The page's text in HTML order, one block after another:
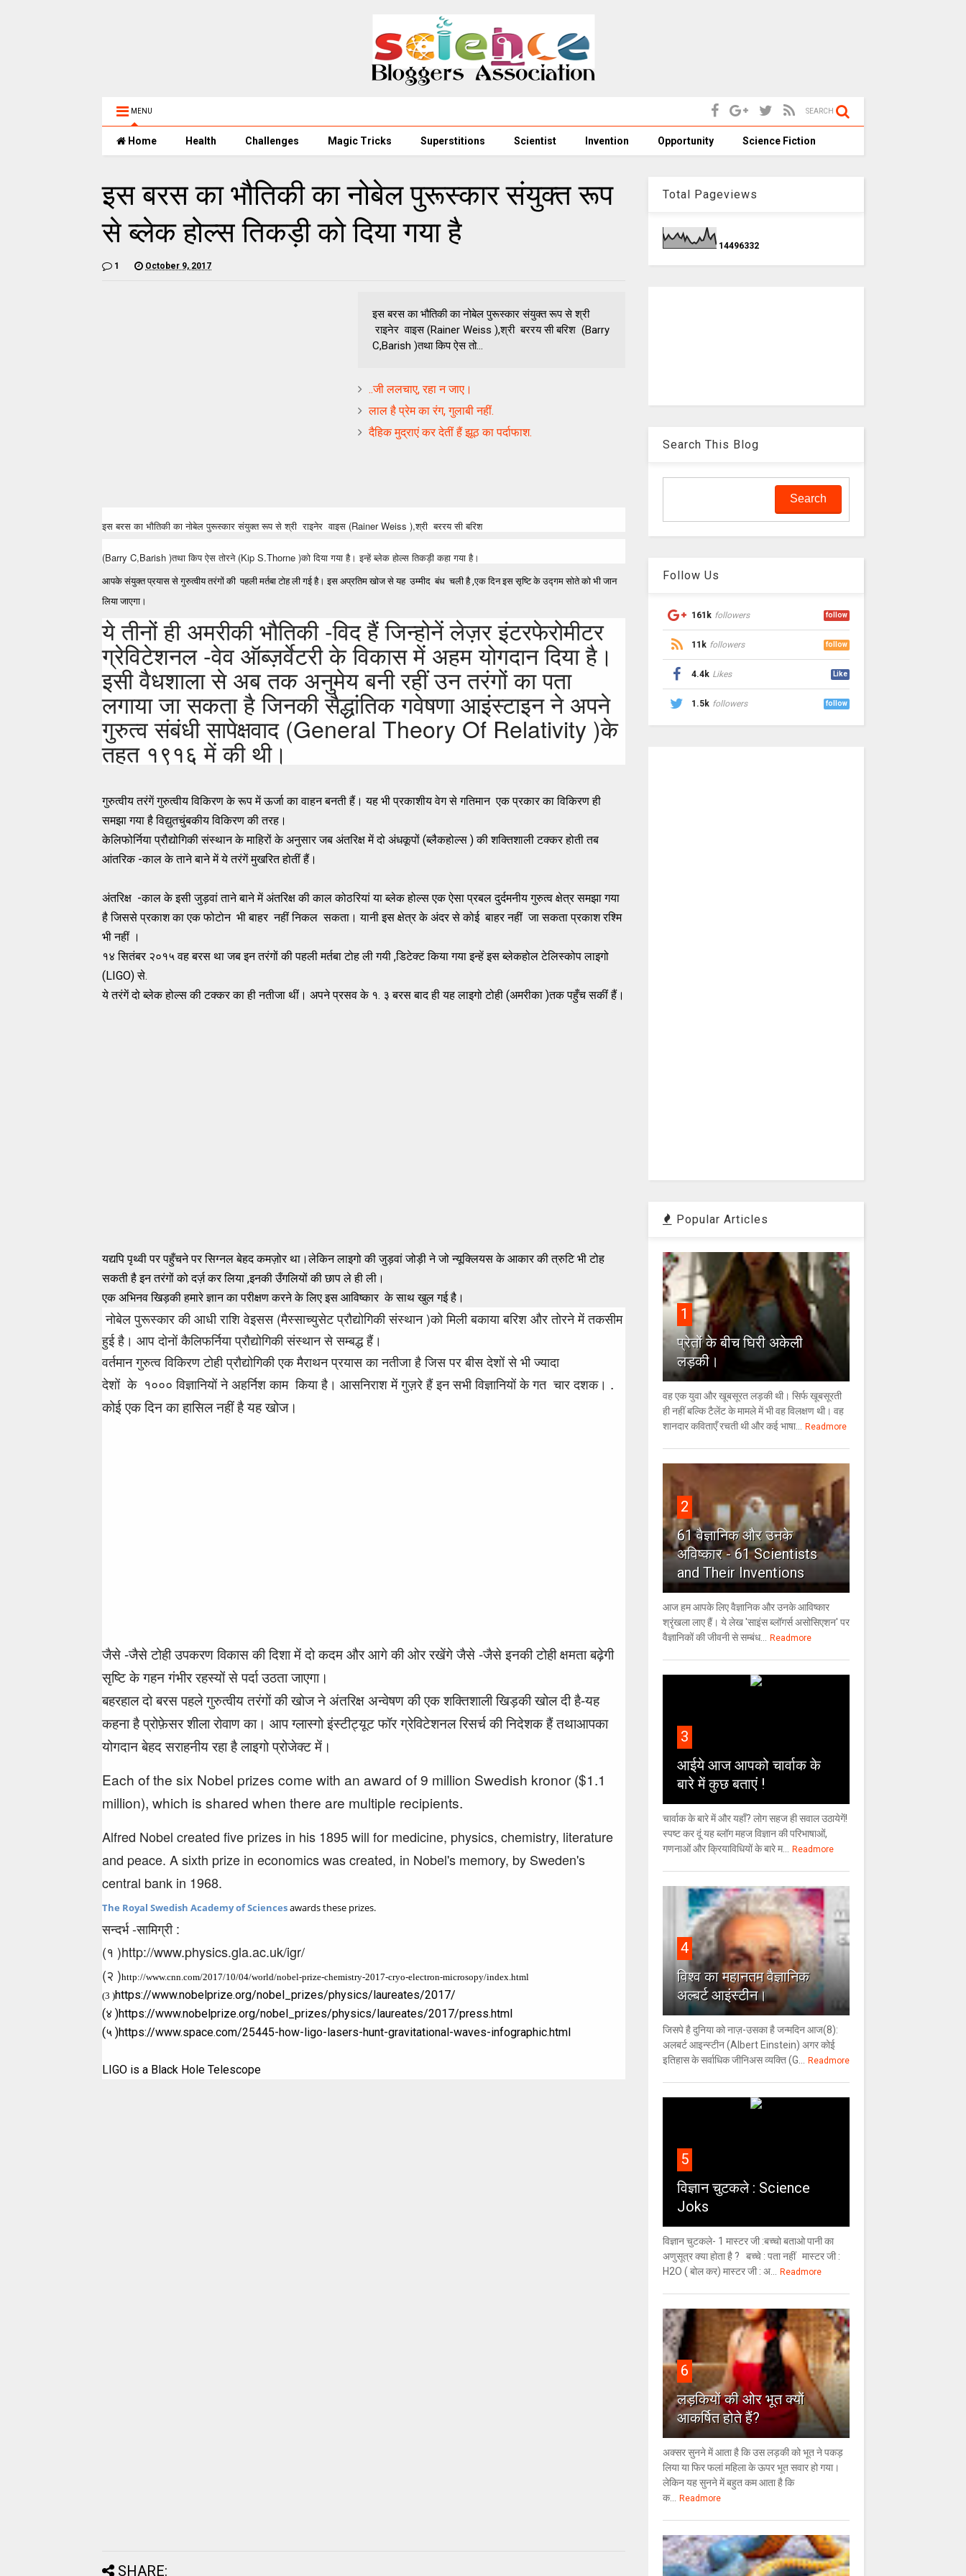
MENU SEARCH
Home Health Challenges Magic Tricks Superstitions Scientist Invention Opportunity Science Fiction
इस बरस का भौतिकी का नोबेल पुरूस्कार संयुक्त रूप
से ब्लेक होल्स तिकड़ी को दिया गया है
1 October 9, 2017
इस बरस का भौतिकी का नोबेल पुरूस्कार संयुक्त रूप से श्री
राइनेर वाइस (Rainer Weiss ),श्री बररय सी बरिश (Barry
C,Barish )तथा किप ऐस तो...
..जी ललचाए, रहा न जाए।
लाल है प्रेम का रंग, गुलाबी नहीं.
दैहिक मुद्राएं कर देतीं हैं झूठ का पर्दाफाश.
इस बरस का भौतिकी का नोबेल पुरूस्कार संयुक्त रूप से श्री राइनेर वाइस (Rainer Weiss ),श्री बररय सी बरिश
(Barry C,Barish )तथा किप ऐस तोरने (Kip S.Thorne )को दिया गया है। इन्हें ब्लेक होल्स तिकड़ी कहा गया है।
आपके संयुक्त प्रयास से गुरुत्वीय तरंगों की पहली मर्तबा टोह ली गई है। इस अप्रतिम खोज से यह उम्मीद बंध चली है ,एक दिन इस सृष्टि के उद्गम सोते को भी जान
लिया जाएगा।
ये तीनों ही अमरीकी भौतिकी -विद हैं जिन्होनें लेज़र इंटरफेरोमीटर
ग्रेविटेशनल -वेव ऑब्ज़र्वेटरी के विकास में अहम योगदान दिया है।
इसी वैधशाला से अब तक अनुमेय बनी रहीं उन तरंगों का पता
लगाया जा सकता है जिनकी सैद्धांतिक गवेषणा आइंस्टाइन ने अपने
गुरुत्व संबंधी सापेक्षवाद (General Theory Of Relativity )के
तहत १९१६ में की थी।
गुरुत्वीय तरंगें गुरुत्वीय विकिरण के रूप में ऊर्जा का वाहन बनती हैं। यह भी प्रकाशीय वेग से गतिमान एक प्रकार का विकिरण ही
समझा गया है विद्युतचुंबकीय विकिरण की तरह।
केलिफोर्निया प्रौद्योगिकी संस्थान के माहिरों के अनुसार जब अंतरिक्ष में दो अंधकूपों (ब्लैकहोल्स ) की शक्तिशाली टक्कर होती तब
आंतरिक -काल के ताने बाने में ये तरंगें मुखरित होतीं हैं।
अंतरिक्ष -काल के इसी जुड़वां ताने बाने में अंतरिक्ष की काल कोठरियां या ब्लेक होल्स एक ऐसा प्रबल दुर्दमनीय गुरुत्व क्षेत्र समझा गया
है जिससे प्रकाश का एक फोटोन भी बाहर नहीं निकल सकता। यानी इस क्षेत्र के अंदर से कोई बाहर नहीं जा सकता प्रकाश रश्मि
भी नहीं ।
१४ सितंबर २०१५ वह बरस था जब इन तरंगों की पहली मर्तबा टोह ली गयी ,डिटेक्ट किया गया इन्हें इस ब्लेकहोल टेलिस्कोप लाइगो
(LIGO) से.
ये तरंगें दो ब्लेक होल्स की टक्कर का ही नतीजा थीं। अपने प्रसव के १. ३ बरस बाद ही यह लाइगो टोही (अमरीका )तक पहुँच सकीं हैं।
यद्यपि पृथ्वी पर पहुँचने पर सिग्नल बेहद कमज़ोर था।लेकिन लाइगो की जुड़वां जोड़ी ने जो न्यूक्लियस के आकार की त्रुटि भी टोह
सकती है इन तरंगों को दर्ज़ कर लिया ,इनकी उँगलियों की छाप ले ही ली।
एक अभिनव खिड़की हमारे ज्ञान का परीक्षण करने के लिए इस आविष्कार के साथ खुल गई है।
नोबेल पुरूस्कार की आधी राशि वेइसस (मैस्साच्युसेट प्रौद्योगिकी संस्थान )को मिली बकाया बरिश और तोरने में तकसीम
हुई है। आप दोनों कैलिफर्निया प्रौद्योगिकी संस्थान से सम्बद्ध हैं।
वर्तमान गुरुत्व विकिरण टोही प्रौद्योगिकी एक मैराथन प्रयास का नतीजा है जिस पर बीस देशों से भी ज्यादा
देशों के १००० विज्ञानियों ने अहर्निश काम किया है। आसनिराश में गुज़रे हैं इन सभी विज्ञानियों के गत चार दशक। .
कोई एक दिन का हासिल नहीं है यह खोज।
जैसे -जैसे टोही उपकरण विकास की दिशा में दो कदम और आगे की ओर रखेंगे जैसे -जैसे इनकी टोही क्षमता बढ़ेगी
सृष्टि के गहन गंभीर रहस्यों से पर्दा उठता जाएगा।
बहरहाल दो बरस पहले गुरुत्वीय तरंगों की खोज ने अंतरिक्ष अन्वेषण की एक शक्तिशाली खिड़की खोल दी है-यह
कहना है प्रोफ़ेसर शीला रोवाण का। आप ग्लास्गो इंस्टीट्यूट फॉर ग्रेविटेशनल रिसर्च की निदेशक हैं तथाआपका
योगदान बेहद सराहनीय रहा है लाइगो प्रोजेक्ट में।
Each of the six Nobel prizes come with an award of 9 million Swedish kronor ($1.1
million), which is shared when there are multiple recipients.
Alfred Nobel created five prizes in his 1895 will for medicine, physics, chemistry, literature
and peace. A sixth prize in economics was created, in Nobel's memory, by Sweden's
central bank in 1968.
The Royal Swedish Academy of Sciencesawards these prizes.
सन्दर्भ -सामिग्री :
(१ )http://www.physics.gla.ac.uk/igr/
(२ )http://www.cnn.com/2017/10/04/world/nobel-prize-chemistry-2017-cryo-electron-microsopy/index.html
(3 )https://www.nobelprize.org/nobel_prizes/physics/laureates/2017/
(४ )https://www.nobelprize.org/nobel_prizes/physics/laureates/2017/press.html
(५ )https://www.space.com/25445-how-ligo-lasers-hunt-gravitational-waves-infographic.html
LIGO is a Black Hole Telescope
SHARE:
Total Pageviews
1 4496332
Search This Blog
Follow Us
161k followers follow
11k followers follow
4.4k Likes Like
1.5k followers follow
Popular Articles
1
प्रेतों के बीच घिरी अकेली
लड़की।
वह एक युवा और खूबसूरत लड़की थी। सिर्फ खूबसूरती
ही नहीं बल्कि टैलेंट के मामले में भी वह विलक्षण थी। वह
शानदार कविताएँ रचती थी और कई भाषा...
Readmore
2
61 वैज्ञानिक और उनके
अविष्कार - 61 Scientists
and Their Inventions
आज हम आपके लिए वैज्ञानिक और उनके आविष्कार
श्रृंखला लाए हैं। ये लेख 'साइंस ब्लॉगर्स असोसिएशन' पर
वैज्ञा‍निकों की जीवनी से सम्बंध...
Readmore
3
आईये आज आपको चार्वाक के
बारे में कुछ बताएं !
चार्वाक के बारे में और यहाँ? लोग सहज ही सवाल उठायेगें!
स्पष्ट कर दूं यह ब्लॉग महज विज्ञान की परिभाषाओं,
गणनाओं और क्रियाविधियों के बारे म...
Readmore
4
विश्‍व का महानतम वैज्ञानिक
अल्बर्ट आइंस्टीन।
जिसपे है दुनिया को नाज़-उसका है जन्मदिन आज(8):
अलबर्ट आइन्स्टीन (Albert Einstein) अगर कोई
इतिहास के सर्वाधिक जीनिअस व्यक्ति (G...
Readmore
5
विज्ञान चुटकले : Science
Joks
विज्ञान चुटकले- 1 मास्टर जी :बच्चो बताओ पानी का
अणुसूत्र क्या होता है ? बच्चे : पता नहीं मास्टर जी :
H2O ( बोल कर) मास्टर जी : अ...
Readmore
6
लड़कियों की ओर भूत क्‍यों
आकर्षित होते हैं?
अक्सर सुनने में आता है कि उस लड़की को भूत ने पकड़
लिया या फिर फलां महिला के ऊपर भूत सवार हो गया।
लेकिन यह सुनने में बहुत कम आता है कि
क...
Readmore